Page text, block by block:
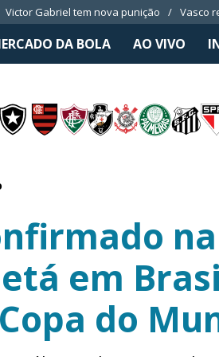
Victor Gabriel tem nova punição Vasco
DA BOLA AO VIVO
em
do